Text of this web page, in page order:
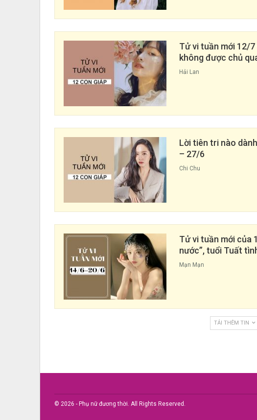
Tử vi tuần mới 12/
không được chủ
Hải Lan
Lời tiên tri nào
– 27/6
Chi Chu
Tử vi tuần mới của
nước”, tuổi Tuất
Mạn Mạn
TẢI THÊM TIN
© 2026 - Phụ nữ đương thời. All Rights Reserved.